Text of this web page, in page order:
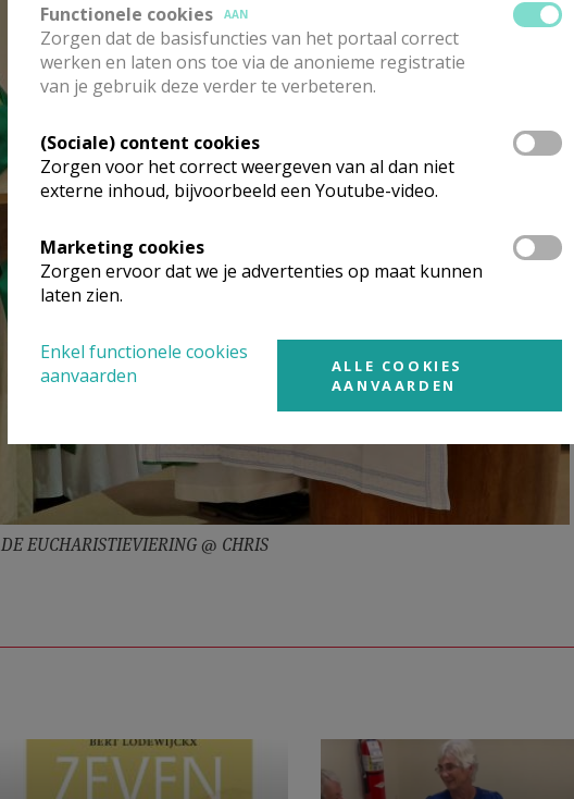
DE EUCHARISTIEVIERING @ CHRIS
Functionele cookies
AAN
Zorgen dat de basisfuncties van het portaal correct
werken en laten ons toe via de anonieme registratie
van je gebruik deze verder te verbeteren.
(Sociale) content cookies
Zorgen voor het correct weergeven van al dan niet
externe inhoud, bijvoorbeeld een Youtube-video.
Marketing cookies
Zorgen ervoor dat we je advertenties op maat kunnen
laten zien.
Enkel functionele cookies
aanvaarden
ALLE COOKIES
AANVAARDEN